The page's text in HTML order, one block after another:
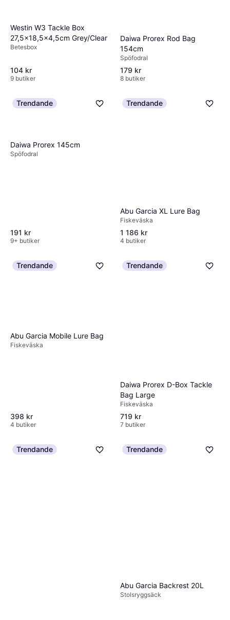
Westin W3 Tackle Box
27,5x18,5x4,5cm Grey/Clear
Betesbox
104 kr
9 butiker
Daiwa Prorex Rod Bag
154cm
Spöfodral
179 kr
8 butiker
Trendande
Daiwa Prorex 145cm
Spöfodral
191 kr
9+ butiker
Trendande
Abu Garcia XL Lure Bag
Fiskeväska
1 186 kr
4 butiker
Trendande
Abu Garcia Mobile Lure Bag
Fiskeväska
398 kr
4 butiker
Trendande
Daiwa Prorex D-Box Tackle
Bag Large
Fiskeväska
719 kr
7 butiker
Trendande Trendande
Abu Garcia Backrest 20L
Stolsryggsäck